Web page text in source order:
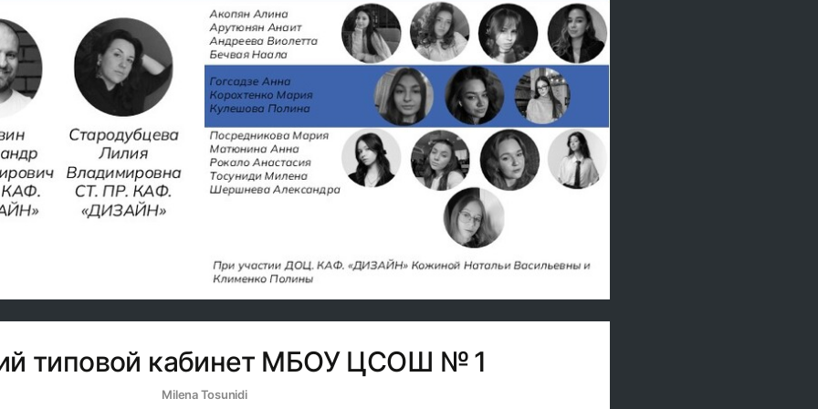
типовой кабинет МБОУ ЦСОШ № 1
Milena Tosunidi